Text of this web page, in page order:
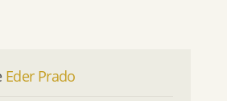
Eder Prado